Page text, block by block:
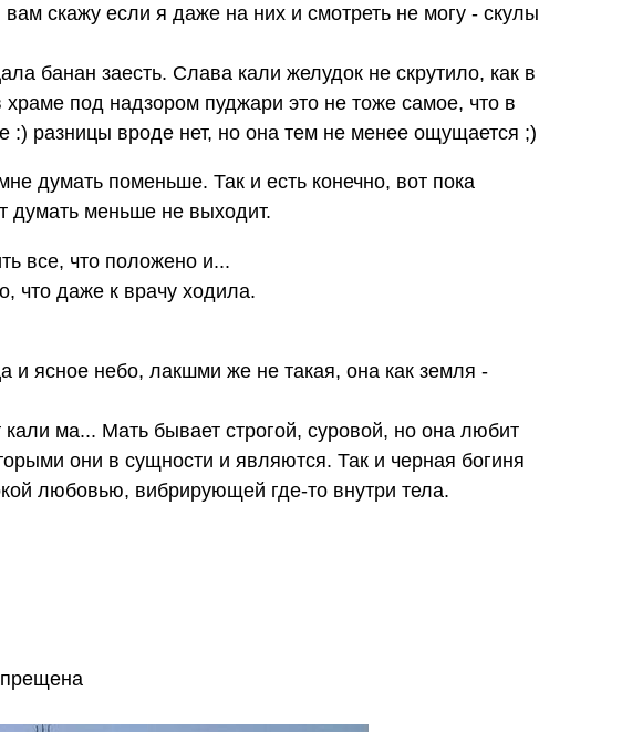
скажу если я даже на них и смотреть не могу - скулы
банан заесть. Слава кали желудок не скрутило, как в
под надзором пуджари это не тоже самое, что в
:) разницы вроде нет, но она тем не менее ощущается ;)
думать поменьше. Так и есть конечно, вот пока
думать меньше не выходит.
все, что положено и...
что даже к врачу ходила.
ясное небо, лакшми же не такая, она как земля -
кали ма... Мать бывает строгой, суровой, но она любит
они в сущности и являются. Так и черная богиня
любовью, вибрирующей где-то внутри тела.